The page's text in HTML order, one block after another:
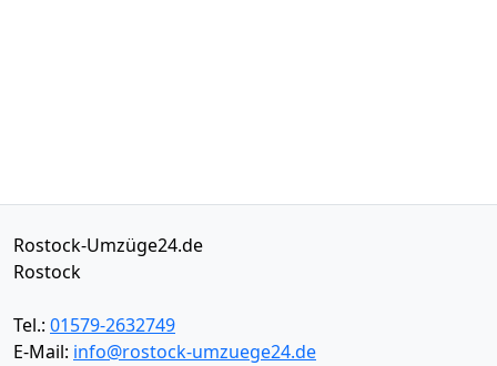
Rostock-Umzüge24.de
Rostock
Tel.: 01579-2632749
E-Mail: info@rostock-umzuege24.de